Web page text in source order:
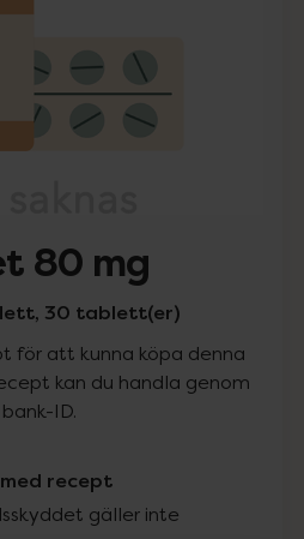
80 mg
30 tablett(er)
för att kunna köpa denna
kan du handla genom
ID.
recept
gäller inte